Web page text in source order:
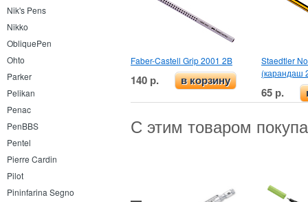
Nik's Pens
Nikko
ObliquePen
Ohto
Parker
Pelikan
Penac
PenBBS
Pentel
Pierre Cardin
Pilot
Pininfarina Segno
Faber-Castell Grip 2001 2B
140 р. в корзину
Staedtler
(карандаш
65 р.
С этим товаром